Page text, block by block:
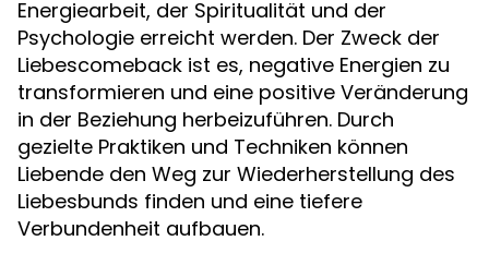
Energiearbeit, der Spiritualität und der
Psychologie erreicht werden. Der Zweck der
Liebescomeback ist es, negative Energien zu
transformieren und eine positive Veränderung
in der Beziehung herbeizuführen. Durch
gezielte Praktiken und Techniken können
Liebende den Weg zur Wiederherstellung des
Liebesbunds finden und eine tiefere
Verbundenheit aufbauen.